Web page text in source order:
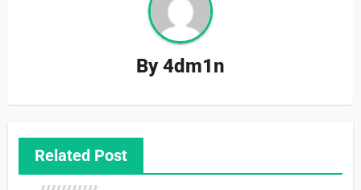
By4dm1n
Related Post